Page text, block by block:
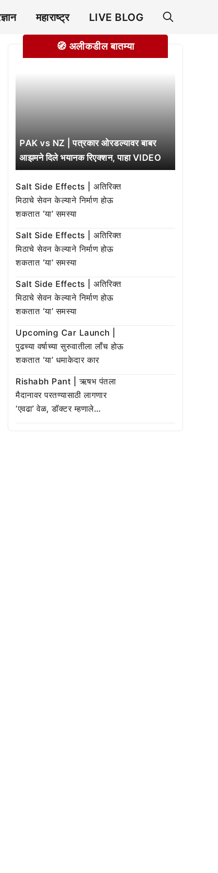
महाराष्ट्र LIVE BLOG
🧭 अलीकडील बातम्या
PAK vs NZ | पत्रकार ओरडल्यावर बाबर
आझमने दिले भयानक रिएक्शन, पाहा VIDEO
Salt Side Effects | अतिरिक्त
मिठाचे सेवन केल्याने निर्माण होऊ
शकतात ‘या’ समस्या
Salt Side Effects | अतिरिक्त
मिठाचे सेवन केल्याने निर्माण होऊ
शकतात ‘या’ समस्या
Salt Side Effects | अतिरिक्त
मिठाचे सेवन केल्याने निर्माण होऊ
शकतात ‘या’ समस्या
Upcoming Car Launch |
पुढच्या वर्षाच्या सुरुवातीला लाँच होऊ
शकतात ‘या’ धमाकेदार कार
Rishabh Pant | ऋषभ पंतला
मैदानावर परतण्यासाठी लागणार
‘एवढा’ वेळ, डॉक्टर म्हणाले…